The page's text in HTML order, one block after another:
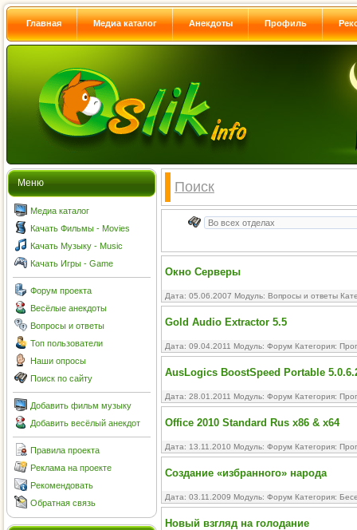
Главная Медиа каталог Анекдоты Профиль
Меню
Медиа каталог
Качать Фильмы - Movies
Качать Музыку - Music
Качать Игры - Game
Форум проекта
Весёлые анекдоты
Вопросы и ответы
Топ пользователи
Наши опросы
Поиск по сайту
Добавить фильм музыку
Добавить весёлый анекдот
Правила проекта
Реклама на проекте
Рекомендовать
Обратная связь
Поиск
Окно Серверы
Дата: 05.06.2007 Модуль: Вопросы и ответы
Gold Audio Extractor 5.5
Дата: 09.04.2011 Модуль: Форум Категория:
AusLogics BoostSpeed Portable
Дата: 28.01.2011 Модуль: Форум Категория:
Office 2010 Standard Rus x86 & x64
Дата: 13.11.2010 Модуль: Форум Категория:
Создание «избранного» народа
Дата: 03.11.2009 Модуль: Форум Категория:
Новый взгляд на голодание